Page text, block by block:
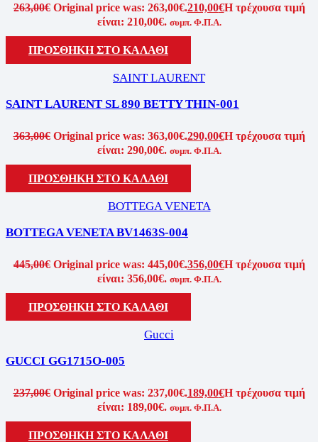
263,00€ Original price was: 263,00€.210,00€Η τρέχουσα τιμή
είναι: 210,00€. συμπ. Φ.Π.Α.
ΠΡΟΣΘΗΚΗ ΣΤΟ ΚΑΛΑΘΙ
SAINT LAURENT
SAINT LAURENT SL 890 BETTY THIN-001
363,00€ Original price was: 363,00€.290,00€Η τρέχουσα τιμή
είναι: 290,00€. συμπ. Φ.Π.Α.
ΠΡΟΣΘΗΚΗ ΣΤΟ ΚΑΛΑΘΙ
BOTTEGA VENETA
BOTTEGA VENETA BV1463S-004
445,00€ Original price was: 445,00€.356,00€Η τρέχουσα τιμή
είναι: 356,00€. συμπ. Φ.Π.Α.
ΠΡΟΣΘΗΚΗ ΣΤΟ ΚΑΛΑΘΙ
Gucci
GUCCI GG1715O-005
237,00€ Original price was: 237,00€.189,00€Η τρέχουσα τιμή
είναι: 189,00€. συμπ. Φ.Π.Α.
ΠΡΟΣΘΗΚΗ ΣΤΟ ΚΑΛΑΘΙ